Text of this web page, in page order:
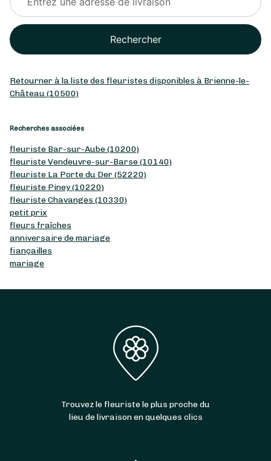
Rechercher
Retourner à la liste des fleuristes disponibles à Brienne-le-
Château (10500)
Recherches associées
fleuriste Bar-sur-Aube (10200)
fleuriste Vendeuvre-sur-Barse (10140)
fleuriste La Porte du Der (52220)
fleuriste Piney (10220)
fleuriste Chavanges (10330)
petit prix
fleurs fraîches
anniversaire de mariage
fiançailles
mariage
Trouvez le fleuriste le plus proche du
lieu de livraison en quelques clics